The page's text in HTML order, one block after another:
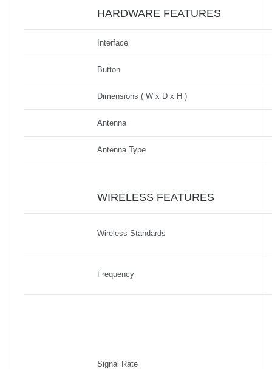
HARDWARE FEATURES
Interface
Button
Dimensions ( W x D x H )
Antenna
Antenna Type
WIRELESS FEATURES
Wireless Standards
Frequency
Signal Rate